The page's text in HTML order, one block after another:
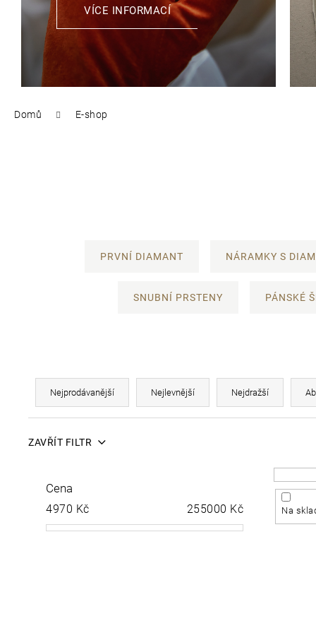
VÍCE INFORMACÍ
Domů E-shop
PRVNÍ DIAMANT NÁRAMKY S
SNUBNÍ PRSTENY PÁNSKÉ
a
Nejprodávanější Nejlevnější Nejdražší
ZAVŘÍT FILTR
Cena
4970 Kč 255000 Kč Na